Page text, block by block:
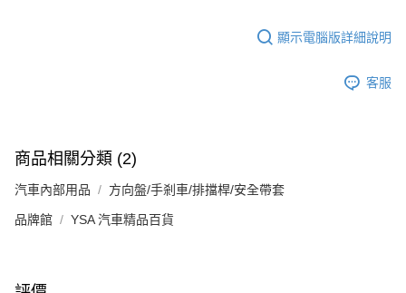
顯示電腦版詳細說明
客服
商品相關分類 (2)
汽車內部用品 方向盤/手剎車/排擋桿/安全帶套
品牌館 YSA 汽車精品百貨